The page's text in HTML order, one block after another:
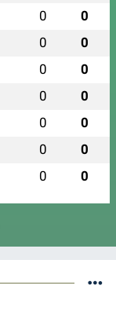
0 0
0 0
0 0
0 0
0 0
0 0
0 0